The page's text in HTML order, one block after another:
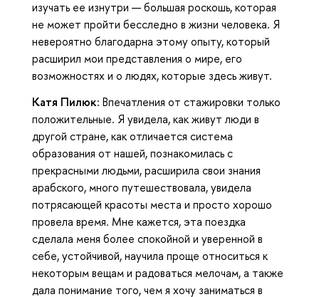
изучать ее изнутри — большая роскошь, которая
не может пройти бесследно в жизни человека. Я
невероятно благодарна этому опыту, который
расширил мои представления о мире, его
возможностях и о людях, которые здесь живут.
Катя Пилюк: Впечатления от стажировки только
положительные. Я увидела, как живут люди в
другой стране, как отличается система
образования от нашей, познакомилась с
прекрасными людьми, расширила свои знания
арабского, много путешествовала, увидела
потрясающей красоты места и просто хорошо
провела время. Мне кажется, эта поездка
сделала меня более спокойной и уверенной в
себе, устойчивой, научила проще относиться к
некоторым вещам и радоваться мелочам, а также
дала понимание того, чем я хочу заниматься в